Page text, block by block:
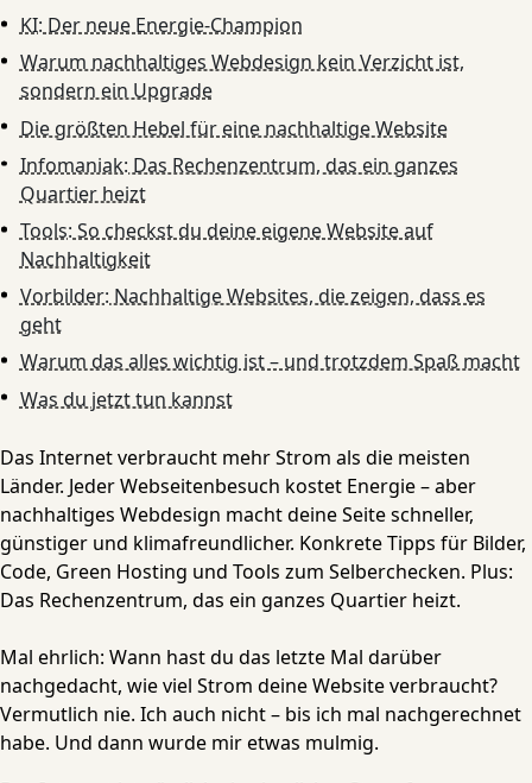
KI: Der neue Energie-Champion
Warum nachhaltiges Webdesign kein Verzicht ist,
sondern ein Upgrade
Die größten Hebel für eine nachhaltige Website
Infomaniak: Das Rechenzentrum, das ein ganzes
Quartier heizt
Tools: So checkst du deine eigene Website auf
Nachhaltigkeit
Vorbilder: Nachhaltige Websites, die zeigen, dass es
geht
Warum das alles wichtig ist – und trotzdem Spaß macht
Was du jetzt tun kannst
Das Internet verbraucht mehr Strom als die meisten
Länder. Jeder Webseitenbesuch kostet Energie – aber
nachhaltiges Webdesign macht deine Seite schneller,
günstiger und klimafreundlicher. Konkrete Tipps für Bilder,
Code, Green Hosting und Tools zum Selberchecken. Plus:
Das Rechenzentrum, das ein ganzes Quartier heizt.
Mal ehrlich: Wann hast du das letzte Mal darüber
nachgedacht, wie viel Strom deine Website verbraucht?
Vermutlich nie. Ich auch nicht – bis ich mal nachgerechnet
habe. Und dann wurde mir etwas mulmig.